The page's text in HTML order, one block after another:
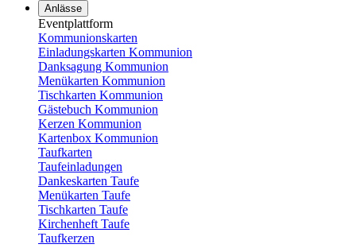
Anlässe
Eventplattform
Kommunionskarten
Einladungskarten Kommunion
Danksagung Kommunion
Menükarten Kommunion
Tischkarten Kommunion
Gästebuch Kommunion
Kerzen Kommunion
Kartenbox Kommunion
Taufkarten
Taufeinladungen
Dankeskarten Taufe
Menükarten Taufe
Tischkarten Taufe
Kirchenheft Taufe
Taufkerzen